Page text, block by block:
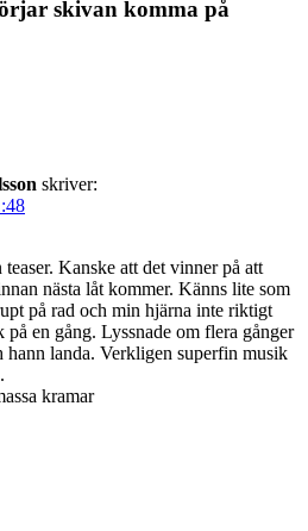
skivan komma på
skriver:
Kanske att det vinner på att
nästa låt kommer. Känns lite som
på rad och min hjärna inte riktigt
en gång. Lyssnade om flera gånger
hann landa. Verkligen superfin musik
kramar